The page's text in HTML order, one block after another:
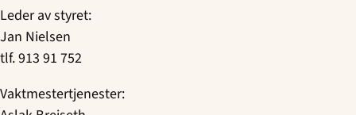
Leder av styret:
Jan Nielsen
tlf. 913 91 752
Vaktmestertjenester: